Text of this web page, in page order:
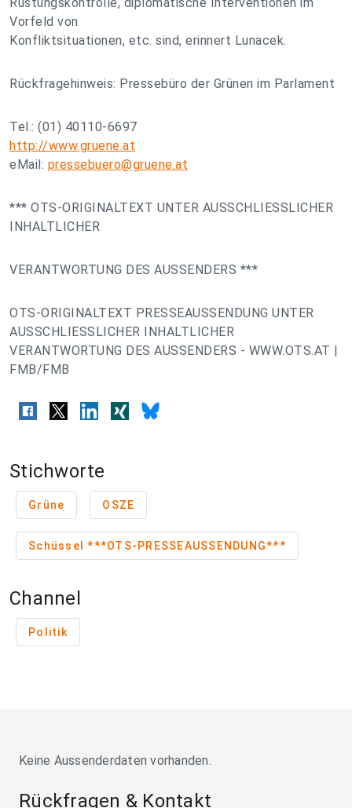
Vorfeld von
Konfliktsituationen, etc. sind, erinnert Lunacek.
Rückfragehinweis: Pressebüro der Grünen im Parlament
Tel.: (01) 40110-6697
http://www.gruene.at
eMail: pressebuero@gruene.at
*** OTS-ORIGINALTEXT UNTER AUSSCHLIESSLICHER
INHALTLICHER
VERANTWORTUNG DES AUSSENDERS ***
OTS-ORIGINALTEXT PRESSEAUSSENDUNG UNTER
AUSSCHLIESSLICHER INHALTLICHER
VERANTWORTUNG DES AUSSENDERS - WWW.OTS.AT |
FMB/FMB
Stichworte
Grüne OSZE
Schüssel ***OTS-PRESSEAUSSENDUNG***
Channel
Politik
Keine Aussenderdaten vorhanden.
Rückfragen & Kontakt